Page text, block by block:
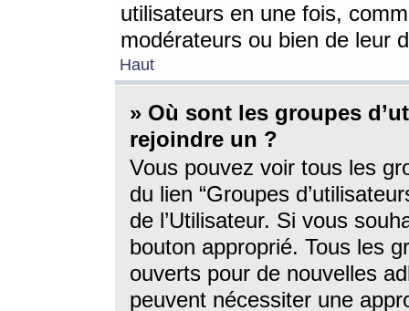
utilisateurs en une fois,
modérateurs ou bien de leur
Haut
» Où sont les groupes
rejoindre un ?
Vous pouvez voir tous les
du lien “Groupes
de l’Utilisateur. Si vous
bouton approprié. Tous les
ouverts pour de nouvelles
peuvent nécessiter une